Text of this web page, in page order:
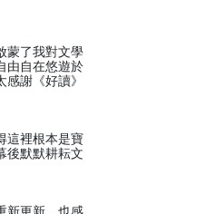
蒙了我對文學
由自在悠遊於
謝《好讀》
這裡根本是寶
後默默耕耘文